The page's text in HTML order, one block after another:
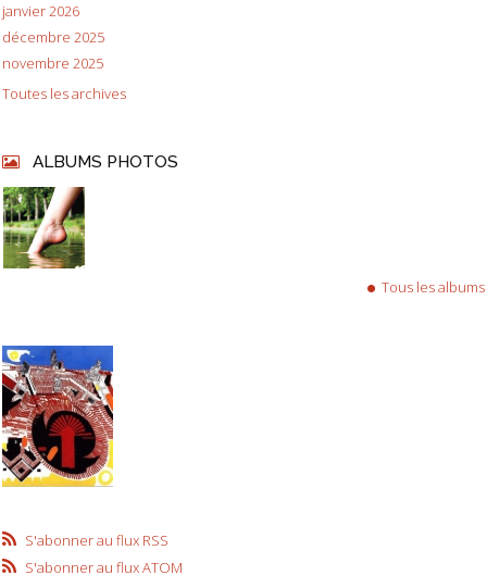
janvier 2026
décembre 2025
novembre 2025
Toutes les archives
ALBUMS PHOTOS
Tous les albums
S'abonner au flux RSS
S'abonner au flux ATOM